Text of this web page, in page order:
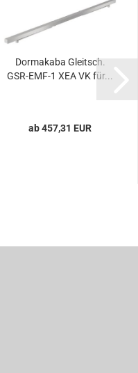
Dor­ma­ka­ba Gleitsch.
GSR-​EMF-1 XEA VK für...
ab 457,31 EUR